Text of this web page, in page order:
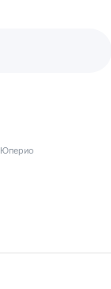
Юперио